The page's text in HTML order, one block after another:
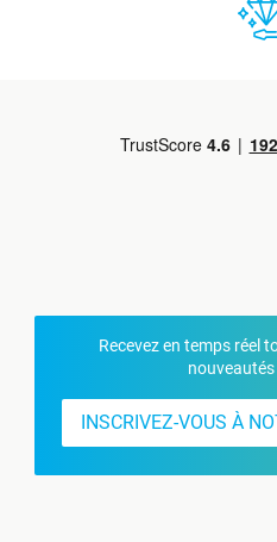
Recevez en temps réel
INSCRIVEZ-VOUS À